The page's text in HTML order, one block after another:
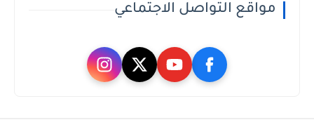
مواقع التواصل الاجتماعي